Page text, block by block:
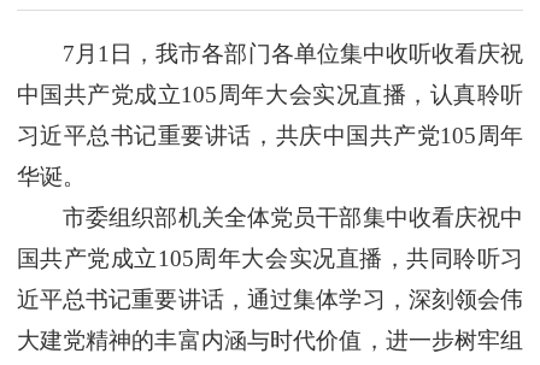
7月1日，我市各部门各单位集中收听收看庆祝
中国共产党成立105周年大会实况直播，认真聆听
习近平总书记重要讲话，共庆中国共产党105周年
华诞。
市委组织部机关全体党员干部集中收看庆祝中
国共产党成立105周年大会实况直播，共同聆听习
近平总书记重要讲话，通过集体学习，深刻领会伟
大建党精神的丰富内涵与时代价值，进一步树牢组